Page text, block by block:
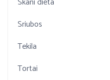
Sriubos
Tekila
Tortai